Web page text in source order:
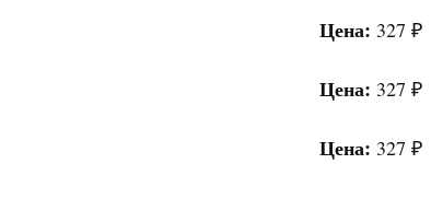
Цена: 327 ₽
Цена: 327 ₽
Цена: 327 ₽